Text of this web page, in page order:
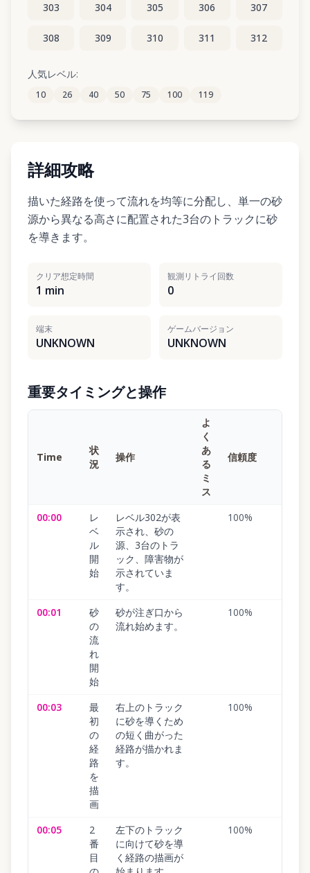
303 304 305 306 307
308 309 310 311 312
313
318 319 320 321
人気レベル:
10 26 40 50 75 100 119
詳細攻略
描いた経路を使って流れを均等に分配し、単一の砂
源から異なる高さに配置された3台のトラックに砂
を導きます。
クリア想定時間
1 min
観測リトライ回数
0
端末
UNKNOWN
ゲームバージョン
UNKNOWN
重要タイミングと操作
Time
状
況
操作
よ
く
あ
る
ミ
ス
信頼度
00:00
レ
ベ
ル
開
始
レベル302が表
示され、砂の
源、3台のトラ
ック、障害物が
示されていま
す。
100%
00:01
砂
の
流
れ
開
始
砂が注ぎ口から
流れ始めます。
100%
00:03
最
初
の
経
路
を
描
画
右上のトラック
に砂を導くため
の短く曲がった
経路が描かれま
す。
100%
00:05
2
番
目
左下のトラック
に向けて砂を導
く経路の描画が
100%